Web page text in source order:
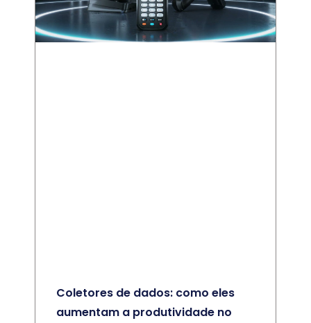
Coletores de dados: como eles
aumentam a produtividade no